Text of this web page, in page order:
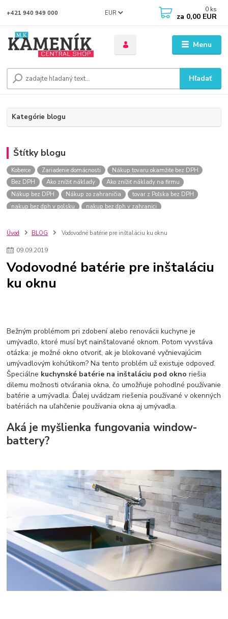
Menu
EUR
Hľadať
+421 940 949 000 0 ks
za 0,00 EUR
Kategórie blogu
Štítky blogu
Koberce Zariadenie domácnosti
Nákup tovaru okamžite bez DPH
Bez DPH
Ako znížiť náklady
Ako znížiť náklady na firmu
Nákup bez DPH
Nákup zo zahraničia
tovar z Poľska bez DPH
nakup bez dph v polsku
nakup bez dph v zahranici
nakupovanie na firmu bez dph
szco nakup bez dph
doplnky
zlaté doplnky
Drezové batérie
Umyvadlové batérie
Kuchynské batérie
Drez so zásuvko
čalúnená textília
Poťahové látky
Poťahové látky na nábytok
Provence
Usporiadanie obývacej izby Nábytok Boxy a obedáre
Úvod BLOG Vodovodné batérie pre inštaláciu ku oknu
09.09.2019
Vodovodné batérie pre inštaláciu
ku oknu
Bežným problémom pri zdobení alebo renovácii kuchyne je
umývadlo, ktoré musí byť nainštalované oknom. Potom vyvstáva
otázka: je možné okno otvoriť, ak je blokované vyčnievajúcim
umývadlovým kohútikom? Na tento problém už existuje odpoveď.
Špeciálne kuchynské batérie na inštaláciu pod oknoriešia
dilemu možnosti otvárania okna, čo umožňuje pohodlné používanie
batérie a umývadla. Ďalej uvádzam riešenia používané v okenných
batériách na uľahčenie používania okna aj umývadla.
Aká je myšlienka fungovania window-
battery?